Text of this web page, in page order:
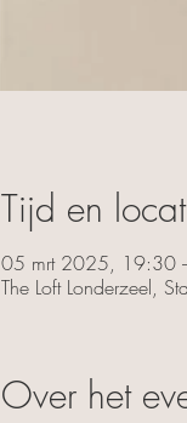
Tijd en
05 mrt 2025, 19:30
The Loft Londerzeel,
Over het